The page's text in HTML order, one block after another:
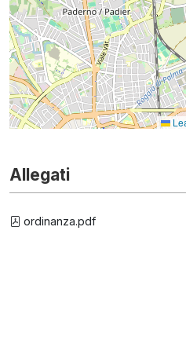
Allegati
ordinanza.pdf